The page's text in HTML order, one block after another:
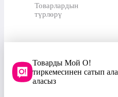
Товарлардын
түрлөрү
Товарды Мой О!
тиркемесинен сатып ала
аласыз